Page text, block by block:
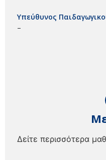
Δείτε περισσότερα
Υπεύθυνος
–